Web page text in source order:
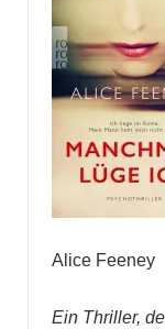
Alice Feeney
Ein Thriller,